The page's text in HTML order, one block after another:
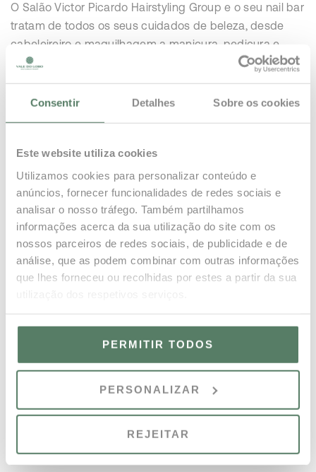
Consentir Detalhes Sobre os cookies
Este website utiliza cookies
Utilizamos cookies para personalizar conteúdo e
anúncios, fornecer funcionalidades de redes sociais e
analisar o nosso tráfego. Também partilhamos
informações acerca da sua utilização do site com os
nossos parceiros de redes sociais, de publicidade e de
análise, que as podem combinar com outras informações
que lhes forneceu ou recolhidas por estes a partir da sua
PERMITIR TODOS
PERSONALIZAR
REJEITAR
O Salão Victor Picardo Hairstyling Group e o seu nail bar
tratam de todos os seus cuidados de beleza, desde
cabeleireiro e maquilhagem a manicura, pedicura e
depilação. Produtos de alta qualidade e um excecional
serviço são fórmula de sucesso no um atendimento de
excelência e de cuidado pessoal.
Os nossos cabeleireiros experientes, juntamente com
perfeito e saudável para qualquer ocasião.
Agora também pode marcar os seus tratamentos
online utilizando o novo sistema de reservas. Basta
visitar o site da Victor Picardo para agendar a sua
consulta de forma rápida e conveniente.
VER MAIS INSTALAÇÕES E SERVIÇOS
* Chamada para rede fixa nacional |** Chamada para rede móvel nacional